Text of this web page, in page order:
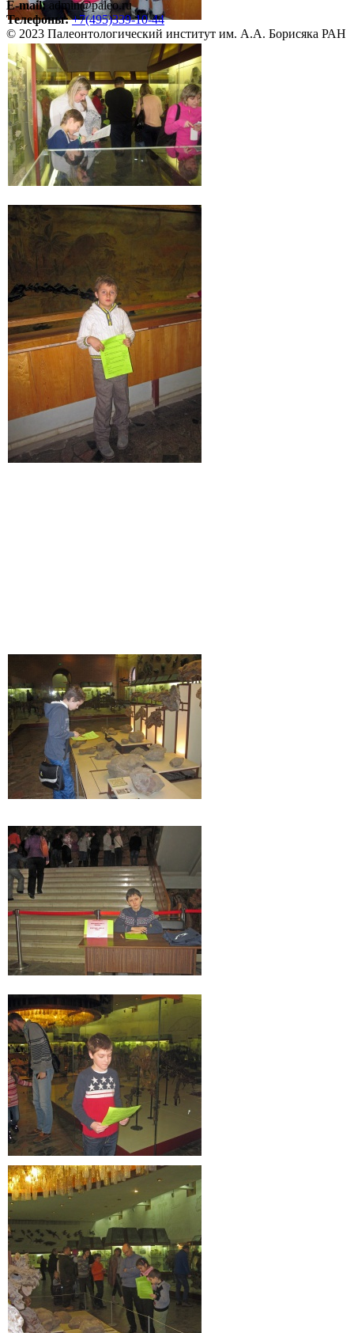
E-mail:admin@paleo.ru
Телефоны: +7(495)339-10-44
© 2023 Палеонтологический институт им. А.А. Борисяка РАН